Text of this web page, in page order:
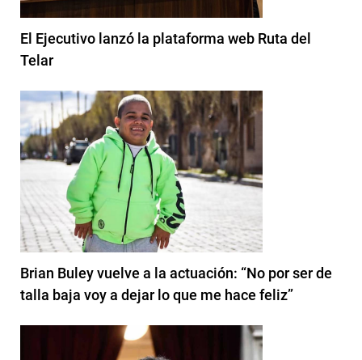
El Ejecutivo lanzó la plataforma web Ruta del
Telar
Brian Buley vuelve a la actuación: “No por ser de
talla baja voy a dejar lo que me hace feliz”